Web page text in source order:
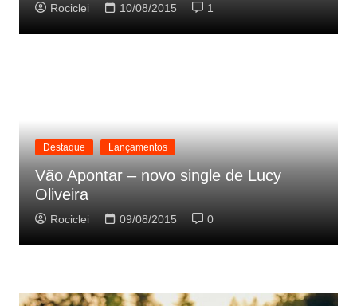
Rociclei 10/08/2015 1
Destaque Lançamentos
Vão Apontar – novo single de Lucy
Oliveira
Rociclei 09/08/2015 0